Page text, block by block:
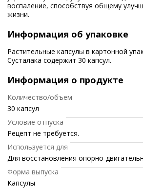
воспаление, способствуя общему
жизни.
Информация об упаковке
Растительные капсулы в картонной
Сусталака содержит 30 капсул.
Информация о продукте
Количество/объем
30 капсул
Условие отпуска
Рецепт не требуется.
Используется для
Для восстановления опорно-
Форма выпуска
Капсулы